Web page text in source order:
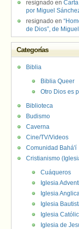
resignado en
por Miguel
resignado en
de Dios”, de
Categorías
Biblia
Biblia Queer
Otro Dios es
Biblioteca
Budismo
Caverna
Cine/TV/Videos
Comunidad Bahá'í
Cristianismo
Cuáqueros
Iglesia
Iglesia
Iglesia
Iglesia
Iglesia de